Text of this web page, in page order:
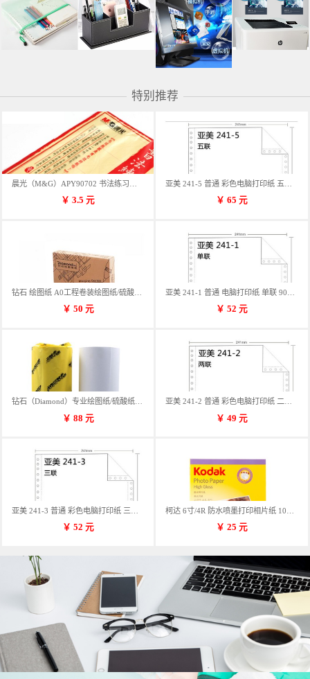
特别推荐
￥ 3.5元 ￥ 65元
钻石 绘图纸 A0工程卷装绘图纸/硫酸纸 50m卷装 914*50MM/卷
￥ 50 元 ￥ 52元
钻石（Diamond）专业绘图纸/硫酸纸 临摹纸 73g A4 297mm*70m 单卷装
￥ 88 元
亚美 241-2 普通 彩色电脑打印纸 二联 900张/箱 蓝包装 三等份
￥ 49元
￥ 52 元 ￥ 25元